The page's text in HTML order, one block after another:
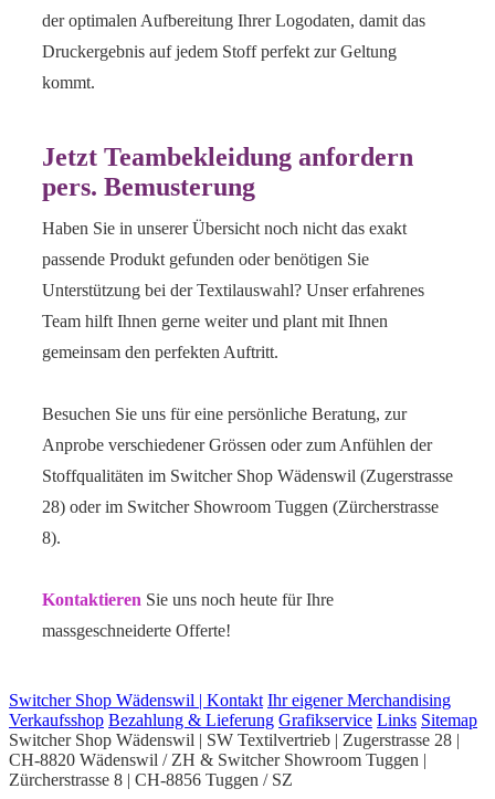
der optimalen Aufbereitung Ihrer Logodaten, damit das
Druckergebnis auf jedem Stoff perfekt zur Geltung
kommt.
Jetzt Teambekleidung anfordern
pers. Bemusterung
Haben Sie in unserer Übersicht noch nicht das exakt
passende Produkt gefunden oder benötigen Sie
Unterstützung bei der Textilauswahl? Unser erfahrenes
Team hilft Ihnen gerne weiter und plant mit Ihnen
gemeinsam den perfekten Auftritt.
Besuchen Sie uns für eine persönliche Beratung, zur
Anprobe verschiedener Grössen oder zum Anfühlen der
Stoffqualitäten im Switcher Shop Wädenswil (Zugerstrasse
28) oder im Switcher Showroom Tuggen (Zürcherstrasse
8).
Kontaktieren Sie uns noch heute für Ihre
massgeschneiderte Offerte!
Switcher Shop Wädenswil | Kontakt Ihr eigener Merchandising
Verkaufsshop Bezahlung & Lieferung Grafikservice Links Sitemap
Switcher Shop Wädenswil | SW Textilvertrieb | Zugerstrasse 28 |
CH-8820 Wädenswil / ZH & Switcher Showroom Tuggen |
Zürcherstrasse 8 | CH-8856 Tuggen / SZ